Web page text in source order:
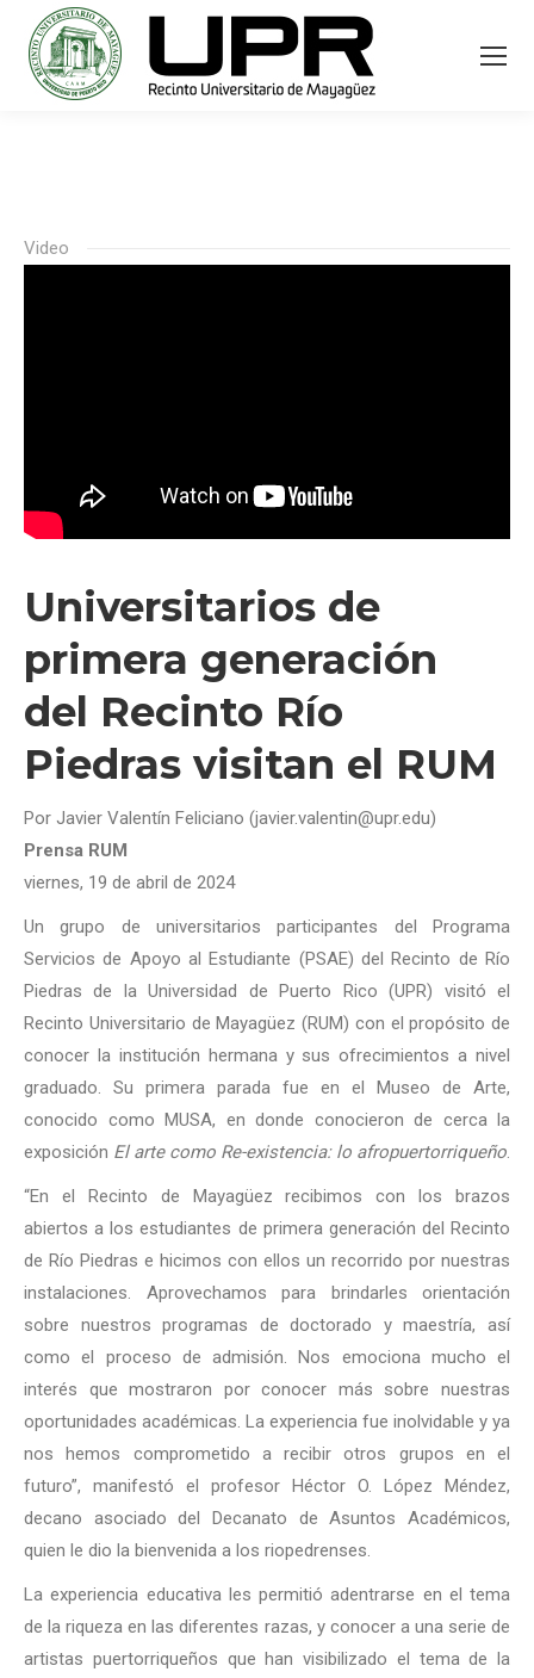
Video
Universitarios de
primera generación
del Recinto Río
Piedras visitan el RUM
Por Javier Valentín Feliciano (javier.valentin@upr.edu)
Prensa RUM
viernes, 19 de abril de 2024
Un grupo de universitarios participantes del Programa
Servicios de Apoyo al Estudiante (PSAE) del Recinto de Río
Piedras de la Universidad de Puerto Rico (UPR) visitó el
Recinto Universitario de Mayagüez (RUM) con el propósito de
conocer la institución hermana y sus ofrecimientos a nivel
graduado. Su primera parada fue en el Museo de Arte,
conocido como MUSA, en donde conocieron de cerca la
exposición El arte como Re-existencia: lo afropuertorriqueño
“En el Recinto de Mayagüez recibimos con los brazos
abiertos a los estudiantes de primera generación del Recinto
de Río Piedras e hicimos con ellos un recorrido por nuestras
instalaciones. Aprovechamos para brindarles orientación
sobre nuestros programas de doctorado y maestría, así
como el proceso de admisión. Nos emociona mucho el
interés que mostraron por conocer más sobre nuestras
oportunidades académicas. La experiencia fue inolvidable y ya
nos hemos comprometido a recibir otros grupos en el
futuro”, manifestó el profesor Héctor O. López Méndez,
decano asociado del Decanato de Asuntos Académicos,
quien le dio la bienvenida a los riopedrenses.
La experiencia educativa les permitió adentrarse en el tema
de la riqueza en las diferentes razas, y conocer a una serie de
artistas puertorriqueños que han visibilizado el tema de la